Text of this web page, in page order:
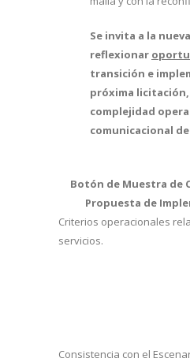
Se invita a la
reflexionar
transición e
próxima
complejidad
comunicacional
Botón de Muestra de
Propuesta de
Criterios operacionales
servicios.
Consistencia con el